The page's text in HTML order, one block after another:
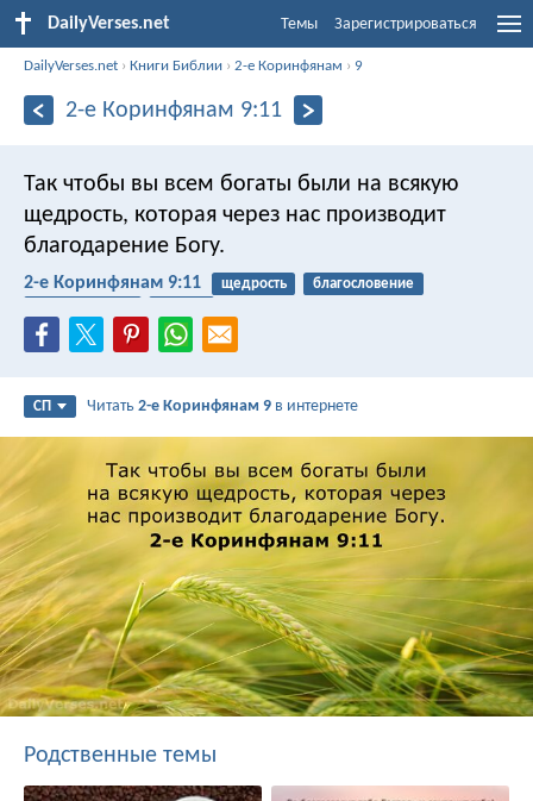
DailyVerses.net Темы Зарегистрироваться
DailyVerses.net ›Книги Библии ›2-е Коринфянам › 9
2-е Коринфянам 9:11
Так чтобы вы всем богаты были на всякую
щедрость, которая через нас производит
благодарение Богу.
2-е Коринфянам 9:11 щедрость
благословение
СП Читать2-е Коринфянам 9 в интернете
Родственные темы